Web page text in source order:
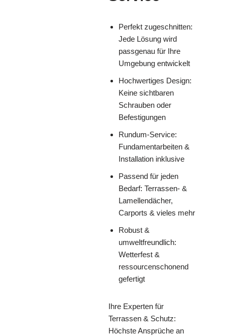
Perfekt zugeschnitten:
Jede Lösung wird
passgenau für Ihre
Umgebung entwickelt
Hochwertiges Design:
Keine sichtbaren
Schrauben oder
Befestigungen
Rundum-Service:
Fundamentarbeiten &
Installation inklusive
Passend für jeden
Bedarf: Terrassen- &
Lamellendächer,
Carports & vieles mehr
Robust &
umweltfreundlich:
Wetterfest &
ressourcenschonend
gefertigt
Ihre Experten für
Terrassen & Schutz:
Höchste Ansprüche an